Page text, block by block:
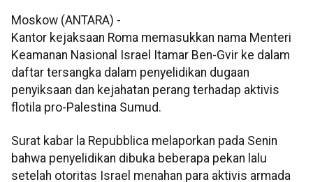
Moskow (ANTARA) -
Kantor kejaksaan Roma memasukkan nama Menteri
Keamanan Nasional Israel Itamar Ben-Gvir ke dalam
daftar tersangka dalam penyelidikan dugaan
penyiksaan dan kejahatan perang terhadap aktivis
flotila pro-Palestina Sumud.
Surat kabar la Repubblica melaporkan pada Senin
bahwa penyelidikan dibuka beberapa pekan lalu
setelah otoritas Israel menahan para aktivis armada